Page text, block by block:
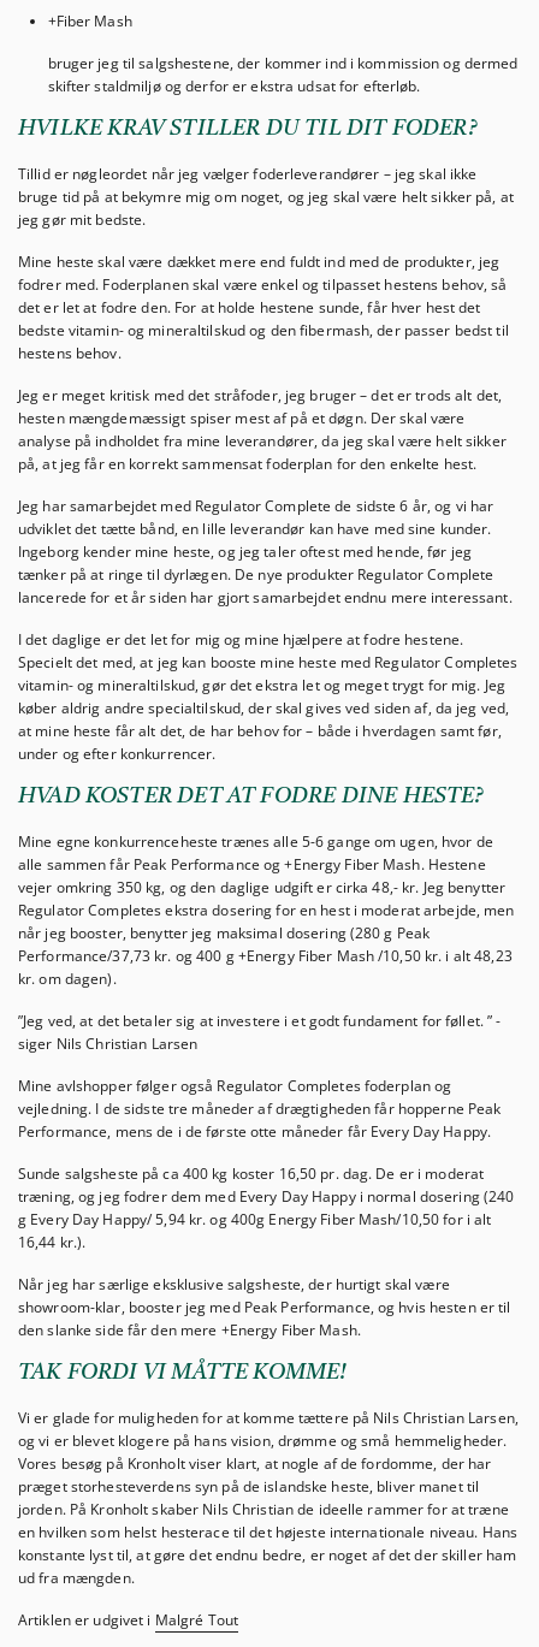
+Fiber Mash
bruger jeg til salgshestene, der kommer ind i kommission og dermed
skifter staldmiljø og derfor er ekstra udsat for efterløb.
HVILKE KRAV STILLER DU TIL DIT FODER?
Tillid er nøgleordet når jeg vælger foderleverandører – jeg skal ikke
bruge tid på at bekymre mig om noget, og jeg skal være helt sikker på, at
jeg gør mit bedste.
Mine heste skal være dækket mere end fuldt ind med de produkter, jeg
fodrer med. Foderplanen skal være enkel og tilpasset hestens behov, så
det er let at fodre den. For at holde hestene sunde, får hver hest det
bedste vitamin- og mineraltilskud og den fibermash, der passer bedst til
hestens behov.
Jeg er meget kritisk med det stråfoder, jeg bruger – det er trods alt det,
hesten mængdemæssigt spiser mest af på et døgn. Der skal være
analyse på indholdet fra mine leverandører, da jeg skal være helt sikker
på, at jeg får en korrekt sammensat foderplan for den enkelte hest.
Jeg har samarbejdet med Regulator Complete de sidste 6 år, og vi har
udviklet det tætte bånd, en lille leverandør kan have med sine kunder.
Ingeborg kender mine heste, og jeg taler oftest med hende, før jeg
tænker på at ringe til dyrlægen. De nye produkter Regulator Complete
lancerede for et år siden har gjort samarbejdet endnu mere interessant.
I det daglige er det let for mig og mine hjælpere at fodre hestene.
Specielt det med, at jeg kan booste mine heste med Regulator Completes
vitamin- og mineraltilskud, gør det ekstra let og meget trygt for mig. Jeg
køber aldrig andre specialtilskud, der skal gives ved siden af, da jeg ved,
at mine heste får alt det, de har behov for – både i hverdagen samt før,
under og efter konkurrencer.
HVAD KOSTER DET AT FODRE DINE HESTE?
Mine egne konkurrenceheste trænes alle 5-6 gange om ugen, hvor de
alle sammen får Peak Performance og +Energy Fiber Mash. Hestene
vejer omkring 350 kg, og den daglige udgift er cirka 48,- kr. Jeg benytter
Regulator Completes ekstra dosering for en hest i moderat arbejde, men
når jeg booster, benytter jeg maksimal dosering (280 g Peak
Performance/37,73 kr. og 400 g +Energy Fiber Mash /10,50 kr. i alt 48,23
kr. om dagen).
”Jeg ved, at det betaler sig at investere i et godt fundament for føllet. ” -
siger Nils Christian Larsen
Mine avlshopper følger også Regulator Completes foderplan og
vejledning. I de sidste tre måneder af drægtigheden får hopperne Peak
Performance, mens de i de første otte måneder får Every Day Happy.
Sunde salgsheste på ca 400 kg koster 16,50 pr. dag. De er i moderat
træning, og jeg fodrer dem med Every Day Happy i normal dosering (240
g Every Day Happy/ 5,94 kr. og 400g Energy Fiber Mash/10,50 for i alt
16,44 kr.).
Når jeg har særlige eksklusive salgsheste, der hurtigt skal være
showroom-klar, booster jeg med Peak Performance, og hvis hesten er til
den slanke side får den mere +Energy Fiber Mash.
TAK FORDI VI MÅTTE KOMME!
Vi er glade for muligheden for at komme tættere på Nils Christian Larsen,
og vi er blevet klogere på hans vision, drømme og små hemmeligheder.
Vores besøg på Kronholt viser klart, at nogle af de fordomme, der har
præget storhesteverdens syn på de islandske heste, bliver manet til
jorden. På Kronholt skaber Nils Christian de ideelle rammer for at træne
en hvilken som helst hesterace til det højeste internationale niveau. Hans
konstante lyst til, at gøre det endnu bedre, er noget af det der skiller ham
ud fra mængden.
Artiklen er udgivet i Malgré Tout